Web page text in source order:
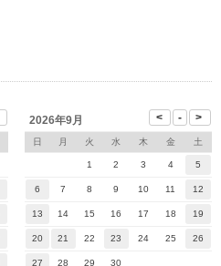
2026年9月
日 月 火 水 木 金 土
1 2 3 4 5
6 7 8 9 10 11 12
13 14 15 16 17 18 19
20 21 22 23 24 25 26
27 28 29 30